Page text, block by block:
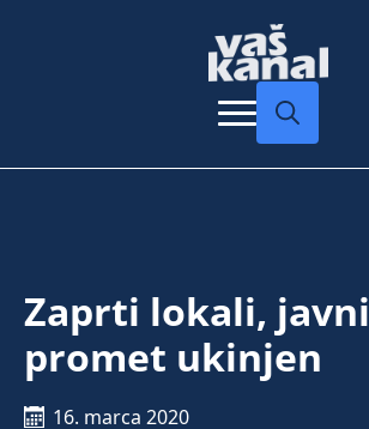
Zaprti lokali, javni
promet ukinjen
16. marca 2020